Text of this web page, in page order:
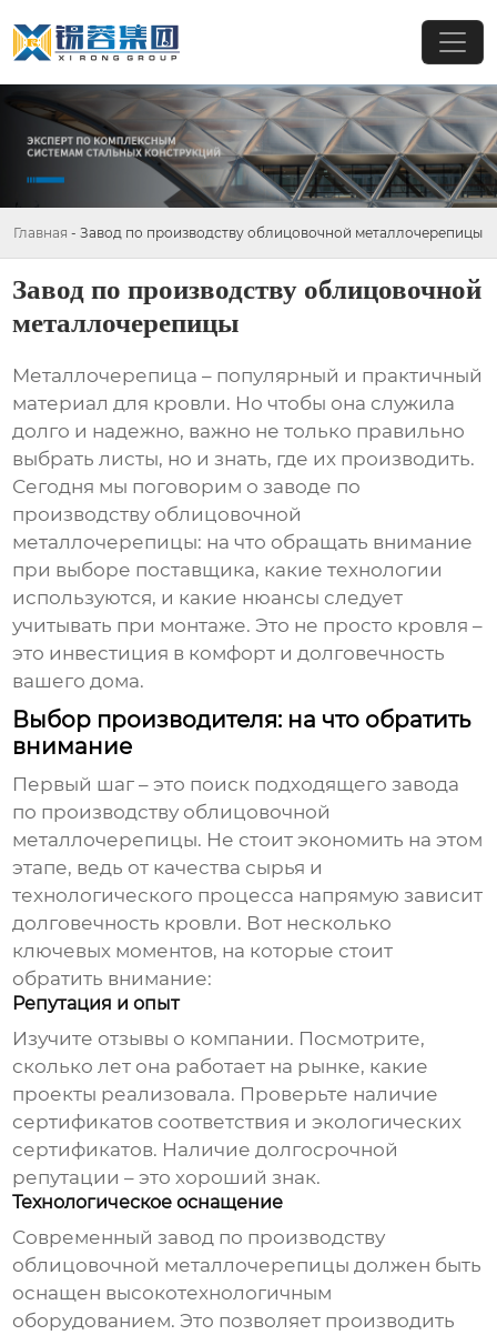
Главная - Завод по производству облицовочной металлочерепицы
Завод по производству облицовочной
металлочерепицы
Металлочерепица – популярный и практичный
материал для кровли. Но чтобы она служила
долго и надежно, важно не только правильно
выбрать листы, но и знать, где их производить.
Сегодня мы поговорим озаводе по
производству облицовочной
металлочерепицы: на что обращать внимание
при выборе поставщика, какие технологии
используются, и какие нюансы следует
учитывать при монтаже. Это не просто кровля –
это инвестиция в комфорт и долговечность
вашего дома.
Выбор производителя: на что обратить
внимание
Первый шаг – это поиск подходящегозавода
по производству облицовочной
металлочерепицы. Не стоит экономить на этом
этапе, ведь от качества сырья и
технологического процесса напрямую зависит
долговечность кровли. Вот несколько
ключевых моментов, на которые стоит
обратить внимание:
Репутация и опыт
Изучите отзывы о компании. Посмотрите,
сколько лет она работает на рынке, какие
проекты реализовала. Проверьте наличие
сертификатов соответствия и экологических
сертификатов. Наличие долгосрочной
репутации – это хороший знак.
Технологическое оснащение
Современныйзавод по производству
облицовочной металлочерепицы должен быть
оснащен высокотехнологичным
оборудованием. Это позволяет производить